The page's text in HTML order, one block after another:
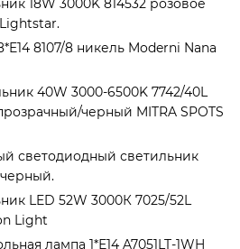
18W 3000K 814532 розовое
8107/8 никель Moderni Nana
40W 3000-6500K 7742/40L
черный MITRA SPOTS
светодиодный светильник
LED 52W 3000К 7025/52L
Light
лампа 1*Е14 A7051LT-1WH